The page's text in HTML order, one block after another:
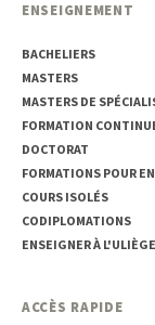
ENSEIGNEMENT
BACHELIERS
MASTERS
MASTERS DE
FORMATION
DOCTORAT
FORMATIONS POUR
COURS ISOLÉS
CODIPLOMATIONS
ENSEIGNER À L'ULIÈGE
ACCÈS RAPIDE